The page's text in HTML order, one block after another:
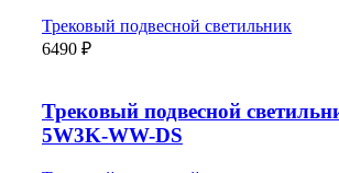
Трековый подвесной светильник
6490 ₽
Трековый подвесной
5W3K-WW-DS